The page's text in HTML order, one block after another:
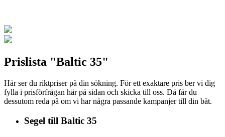
Prislista "Baltic 35"
Här ser du riktpriser på din sökning. För ett exaktare pris ber vi dig
fylla i prisförfrågan här på sidan och skicka till oss. Då får du
dessutom reda på om vi har några passande kampanjer till din båt.
Segel till Baltic 35